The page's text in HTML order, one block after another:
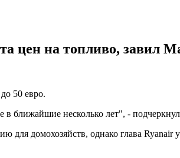
цен на топливо, завил
50 евро.
в ближайшие несколько лет", -
для домохозяйств, однако глава Ryanair